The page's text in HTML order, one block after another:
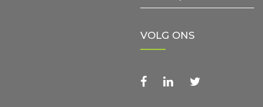
VOLG ONS
facebook
linkedin